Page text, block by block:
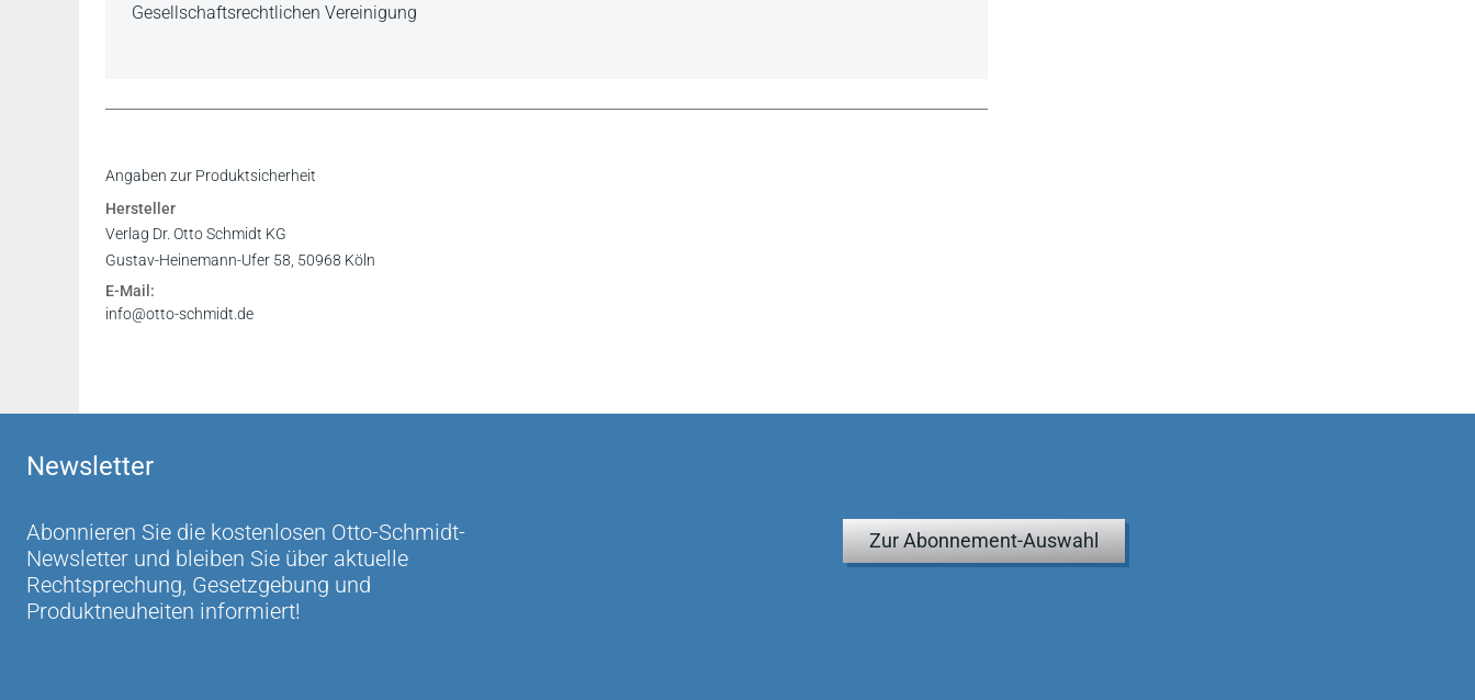
Gesellschaftsrechtlichen Vereinigung
Angaben zur Produktsicherheit
Hersteller
Verlag Dr. Otto Schmidt KG
Gustav-Heinemann-Ufer 58, 50968 Köln
E-Mail:
info@otto-schmidt.de
Newsletter
Abonnieren Sie die kostenlosen Otto-Schmidt-
Newsletter und bleiben Sie über aktuelle
Rechtsprechung, Gesetzgebung und
Produktneuheiten informiert!
Zur Abonnement-Auswahl